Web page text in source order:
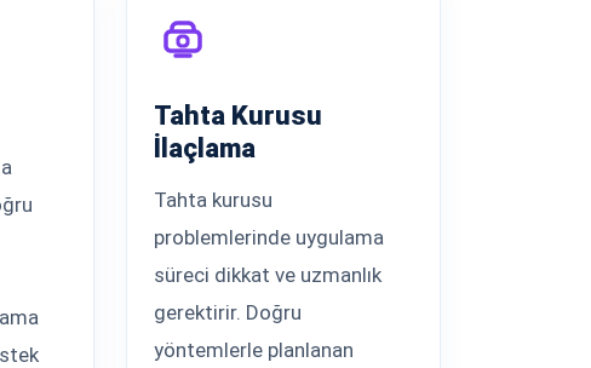
Tahta Kurusu
İlaçlama
Tahta kurusu
problemlerinde uygulama
süreci dikkat ve uzmanlık
gerektirir. Doğru
yöntemlerle planlanan